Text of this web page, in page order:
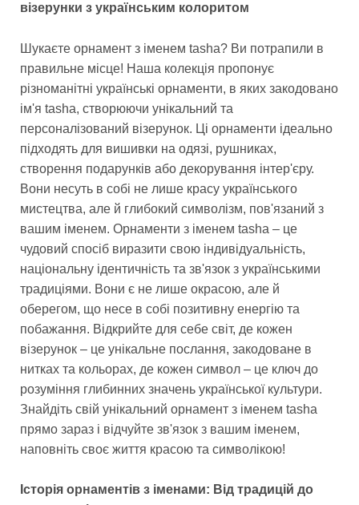
візерунки з українським колоритом
Шукаєте орнамент з іменем tasha? Ви потрапили в
правильне місце! Наша колекція пропонує
різноманітні українські орнаменти, в яких закодовано
ім'я tasha, створюючи унікальний та
персоналізований візерунок. Ці орнаменти ідеально
підходять для вишивки на одязі, рушниках,
створення подарунків або декорування інтер'єру.
Вони несуть в собі не лише красу українського
мистецтва, але й глибокий символізм, пов'язаний з
вашим іменем. Орнаменти з іменем tasha – це
чудовий спосіб виразити свою індивідуальність,
національну ідентичність та зв'язок з українськими
традиціями. Вони є не лише окрасою, але й
оберегом, що несе в собі позитивну енергію та
побажання. Відкрийте для себе світ, де кожен
візерунок – це унікальне послання, закодоване в
нитках та кольорах, де кожен символ – це ключ до
розуміння глибинних значень української культури.
Знайдіть свій унікальний орнамент з іменем tasha
прямо зараз і відчуйте зв'язок з вашим іменем,
наповніть своє життя красою та символікою!
Історія орнаментів з іменами: Від традицій до